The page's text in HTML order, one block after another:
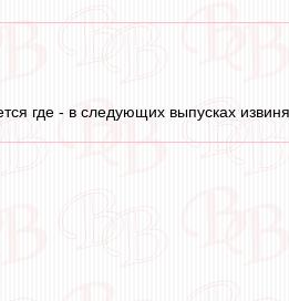
где - в следующих выпусках